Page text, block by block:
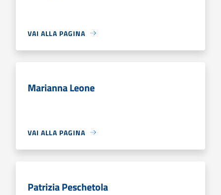
VAI ALLA PAGINA
Marianna Leone
VAI ALLA PAGINA
Patrizia Peschetola